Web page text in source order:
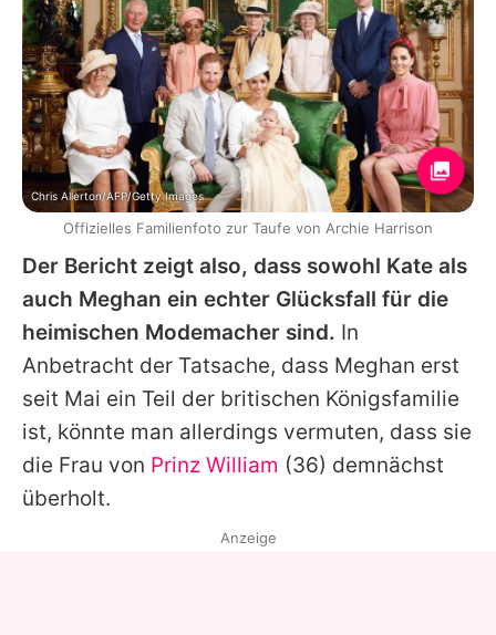
Der Bericht zeigt also, dass sowohl Kate als
auch Meghan ein echter Glücksfall für die
heimischen Modemacher sind. In
Anbetracht der Tatsache, dass Meghan erst
seit Mai ein Teil der britischen Königsfamilie
ist, könnte man allerdings vermuten, dass sie
die Frau von Prinz William (36) demnächst
überholt.
Chris Allerton/AFP/Getty Images
Offizielles Familienfoto zur Taufe von Archie Harrison
Anzeige